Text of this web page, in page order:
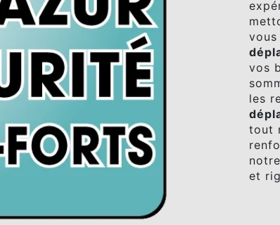
vos
les
tout
et